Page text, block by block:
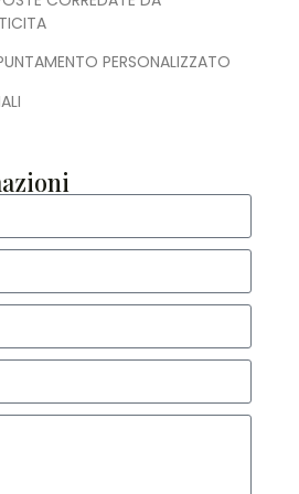
PERSONALIZZATO